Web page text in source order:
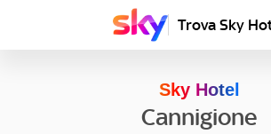
Trova Sky
Sky Hotel
Cannigione